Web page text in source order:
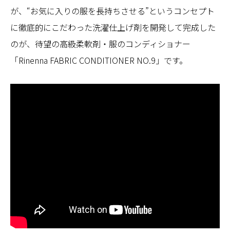
が、“お気に入りの服を長持ちさせる”というコンセプト
に徹底的にこだわった洗濯仕上げ剤を開発して完成した
のが、待望の高級柔軟剤・服のコンディショナー
「Rinenna FABRIC CONDITIONER NO.9」です。